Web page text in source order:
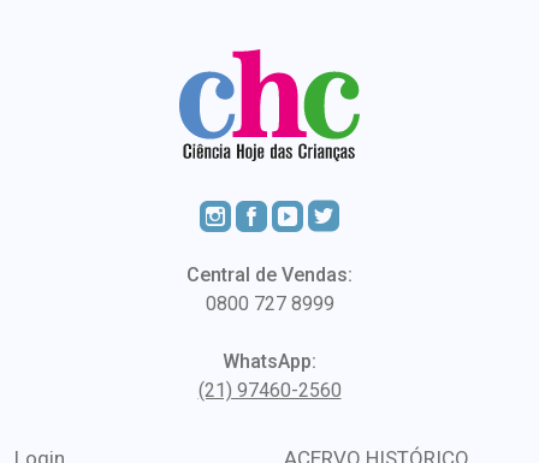
Central de Vendas:
0800 727 8999
WhatsApp:
(21) 97460-2560
Login ACERVO HISTÓRICO